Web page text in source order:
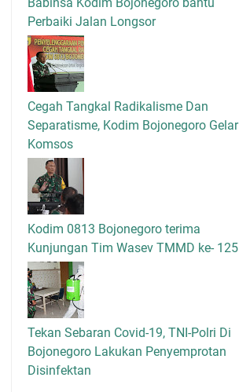
Perbaiki Jalan Longsor
Cegah Tangkal Radikalisme Dan
Separatisme, Kodim Bojonegoro Gelar
Komsos
Kodim 0813 Bojonegoro terima
Kunjungan Tim Wasev TMMD ke- 125
Tekan Sebaran Covid-19, TNI-Polri Di
Bojonegoro Lakukan Penyemprotan
Disinfektan